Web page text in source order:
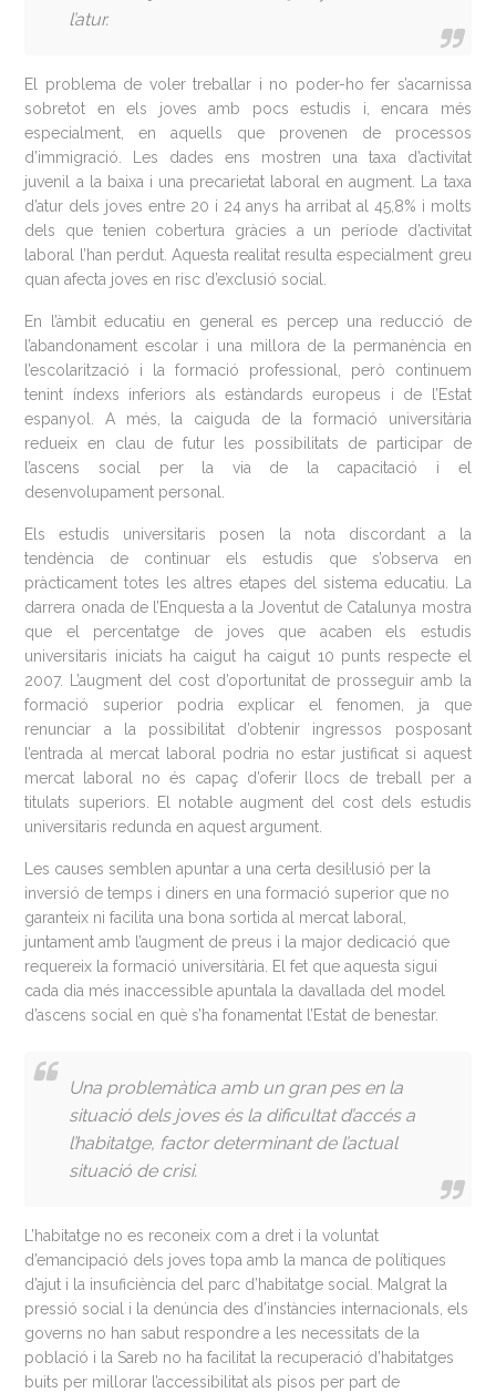
l’atur.
El problema de voler treballar i no poder-ho fer s’acarnissa
sobretot en els joves amb pocs estudis i, encara més
especialment, en aquells que provenen de processos
d’immigració. Les dades ens mostren una taxa d’activitat
juvenil a la baixa i una precarietat laboral en augment. La taxa
d’atur dels joves entre 20 i 24 anys ha arribat al 45,8% i molts
dels que tenien cobertura gràcies a un període d’activitat
laboral l’han perdut. Aquesta realitat resulta especialment greu
quan afecta joves en risc d’exclusió social.
En l’àmbit educatiu en general es percep una reducció de
l’abandonament escolar i una millora de la permanència en
l’escolarització i la formació professional, però continuem
tenint índexs inferiors als estàndards europeus i de l’Estat
espanyol. A més, la caiguda de la formació universitària
redueix en clau de futur les possibilitats de participar de
l’ascens social per la via de la capacitació i el
desenvolupament personal.
Els estudis universitaris posen la nota discordant a la
tendència de continuar els estudis que s’observa en
pràcticament totes les altres etapes del sistema educatiu. La
darrera onada de l’Enquesta a la Joventut de Catalunya mostra
que el percentatge de joves que acaben els estudis
universitaris iniciats ha caigut ha caigut 10 punts respecte el
2007. L’augment del cost d’oportunitat de prosseguir amb la
formació superior podria explicar el fenomen, ja que
renunciar a la possibilitat d’obtenir ingressos posposant
l’entrada al mercat laboral podria no estar justificat si aquest
mercat laboral no és capaç d’oferir llocs de treball per a
titulats superiors. El notable augment del cost dels estudis
universitaris redunda en aquest argument.
Les causes semblen apuntar a una certa desil·lusió per la
inversió de temps i diners en una formació superior que no
garanteix ni facilita una bona sortida al mercat laboral,
juntament amb l’augment de preus i la major dedicació que
requereix la formació universitària. El fet que aquesta sigui
cada dia més inaccessible apuntala la davallada del model
d’ascens social en què s’ha fonamentat l’Estat de benestar.
Una problemàtica amb un gran pes en la
situació dels joves és la dificultat d’accés a
l’habitatge, factor determinant de l’actual
situació de crisi.
L’habitatge no es reconeix com a dret i la voluntat
d’emancipació dels joves topa amb la manca de polítiques
d’ajut i la insuficiència del parc d’habitatge social. Malgrat la
pressió social i la denúncia des d’instàncies internacionals, els
governs no han sabut respondre a les necessitats de la
població i la Sareb no ha facilitat la recuperació d’habitatges
buits per millorar l’accessibilitat als pisos per part de